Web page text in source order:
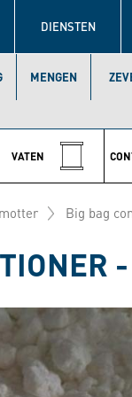
DIENSTEN
MENGEN
VATEN
Big bag